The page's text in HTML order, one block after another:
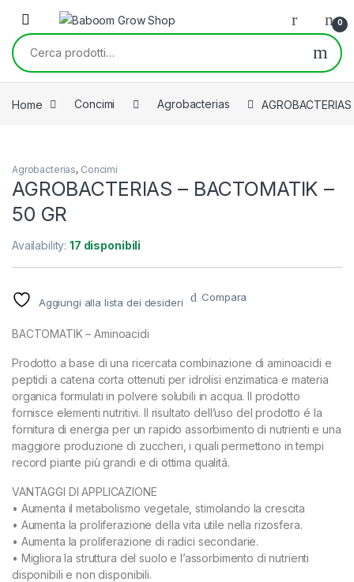
Skip to navigation
Skip to content
0
Cerca:
Home Concimi Agrobacterias
Agrobacterias, Concimi
AGROBACTERIAS – BACTOMATIK –
50 GR
Availability:17 disponibili
Aggiungi alla lista dei desideri Compara
BACTOMATIK – Aminoacidi
Prodotto a base di una ricercata combinazione di aminoacidi e
peptidi a catena corta ottenuti per idrolisi enzimatica e materia
organica formulati in polvere solubili in acqua. Il prodotto
fornisce elementi nutritivi. Il risultato dell’uso del prodotto é la
fornitura di energia per un rapido assorbimento di nutrienti e una
maggiore produzione di zuccheri, i quali permettono in tempi
record piante più grandi e di ottima qualitá.
VANTAGGI DI APPLICAZIONE
• Aumenta il metabolismo vegetale, stimolando la crescita
• Aumenta la proliferazione della vita utile nella rizosfera.
• Aumenta la proliferazione di radici secondarie.
• Migliora la struttura del suolo e l’assorbimento di nutrienti
disponibili e non disponibili.